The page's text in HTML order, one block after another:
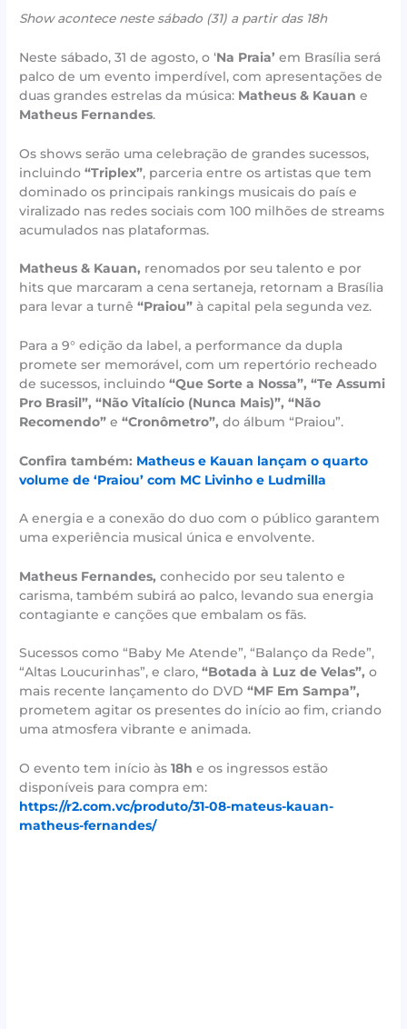
Show acontece neste sábado (31) a partir das 18h
Neste sábado, 31 de agosto, o ‘Na Praia’ em Brasília será
palco de um evento imperdível, com apresentações de
duas grandes estrelas da música: Matheus & Kauane
Matheus Fernandes.
Os shows serão uma celebração de grandes sucessos,
incluindo“Triplex”, parceria entre os artistas que tem
dominado os principais rankings musicais do país e
viralizado nas redes sociais com 100 milhões de streams
acumulados nas plataformas.
Matheus & Kauan, renomados por seu talento e por
hits que marcaram a cena sertaneja, retornam a Brasília
para levar a turnê“Praiou”à capital pela segunda vez.
Para a 9° edição da label, a performance da dupla
promete ser memorável, com um repertório recheado
de sucessos, incluindo“Que Sorte a Nossa”, “Te Assumi
Pro Brasil”, “Não Vitalício (Nunca Mais)”, “Não
Recomendo”e “Cronômetro”, do álbum “Praiou”.
Confira também: Matheus e Kauan lançam o quarto
volume de ‘Praiou’ com MC Livinho e Ludmilla
A energia e a conexão do duo com o público garantem
uma experiência musical única e envolvente.
Matheus Fernandes, conhecido por seu talento e
carisma, também subirá ao palco, levando sua energia
contagiante e canções que embalam os fãs.
Sucessos como “Baby Me Atende”, “Balanço da Rede”,
“Altas Loucurinhas”, e claro,“Botada à Luz de Velas”,o
mais recente lançamento do DVD“MF Em Sampa”,
prometem agitar os presentes do início ao fim, criando
uma atmosfera vibrante e animada.
O evento tem início às18h e os ingressos estão
disponíveis para compra em:
https://r2.com.vc/produto/31-08-mateus-kauan-
matheus-fernandes/